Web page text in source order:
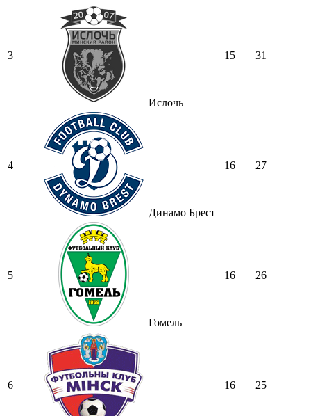
3
Ислочь
15 31
4
Динамо Брест
16 27
5
Гомель
16 26
6 16 25